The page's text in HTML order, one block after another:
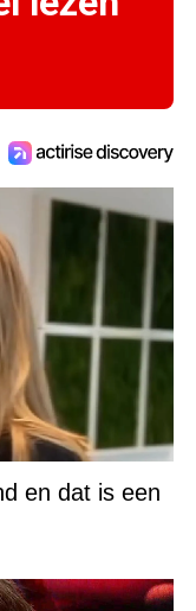
en dat is een